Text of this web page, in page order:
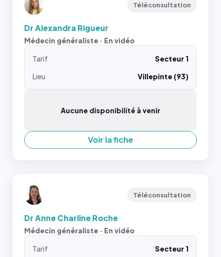
Téléconsultation
Dr Alexandra Rigueur
Médecin généraliste · En vidéo
Tarif
Secteur 1
Lieu
Villepinte (93)
Aucune disponibilité à venir
Voir la fiche
Téléconsultation
Dr Anne Charline Roche
Médecin généraliste · En vidéo
Tarif
Secteur 1